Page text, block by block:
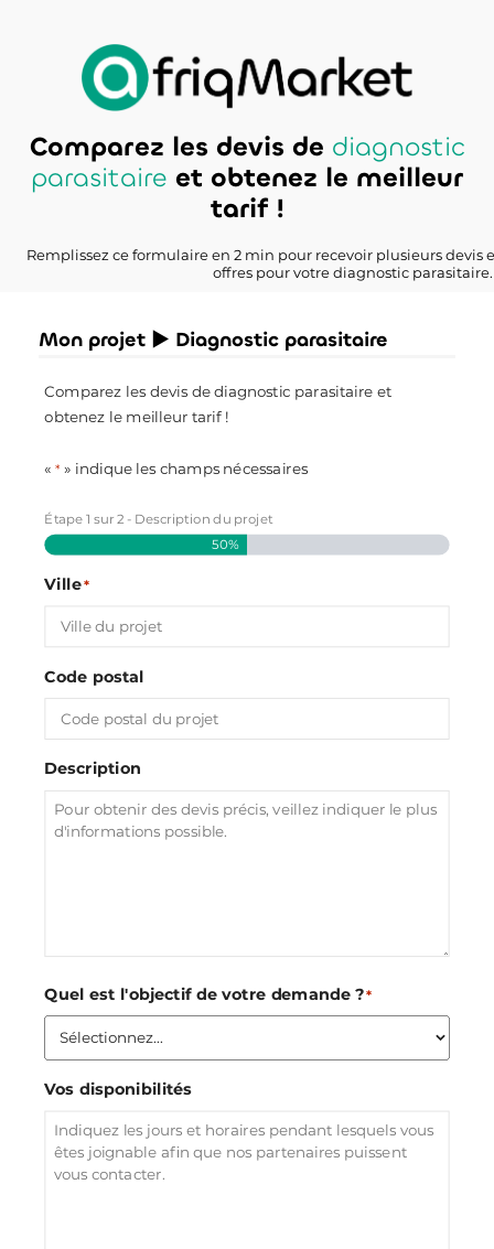
Comparez les devis de diagnostic
parasitaire et obtenez le meilleur
tarif !
Remplissez ce formulaire en 2 min pour recevoir plusieurs devis
offres pour votre diagnostic parasitaire.
Mon projet ► Diagnostic parasitaire
Comparez les devis de diagnostic parasitaire et
obtenez le meilleur tarif !
«* » indique les champs nécessaires
Étape1 sur2 - Description du projet
50%
Ville*
Code postal
Description
Quel est l'objectif de votre demande ?*
Vos disponibilités